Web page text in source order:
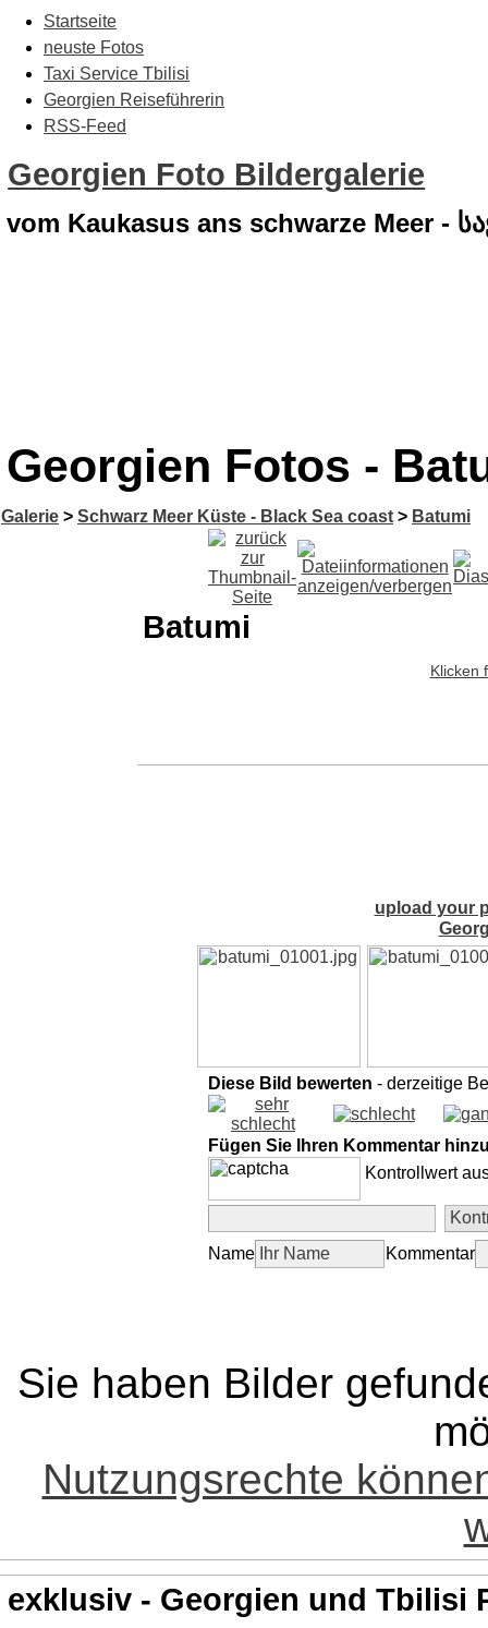
Startseite
neuste Fotos
Taxi Service Tbilisi
Georgien Reiseführerin
RSS-Feed
Georgien Foto Bildergalerie
vom Kaukasus ans schwarze Meer -
Georgien Fotos -
Galerie > Schwarz Meer Küste - Black Sea coast > Batumi
Batumi
Klicken
upload your
Diese Bild bewerten - derzeitige
Fügen Sie Ihren Kommentar
Kontrollwert
Name Kommentar
Sie haben Bilder
Nutzungsrechte
exklusiv - Georgien und Tbilisi